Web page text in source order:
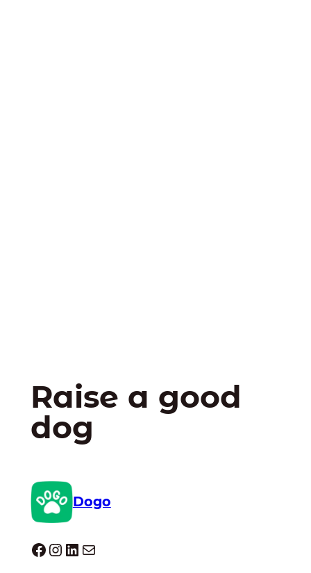
Raise a good
dog
Dogo
Dogo facebook InstagramLinkedIn E-mail